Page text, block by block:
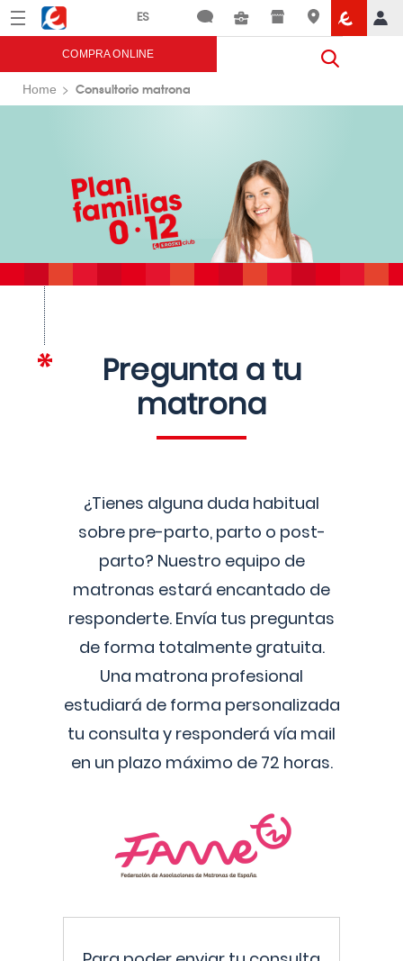
Menú Eroski
COMPRA ONLINE
Home Consultorio matrona
Pregunta a tu
matrona
¿Tienes alguna duda habitual
sobre pre-parto, parto o post-
parto? Nuestro equipo de
matronas estará encantado de
responderte. Envía tus preguntas
de forma totalmente gratuita.
Una matrona profesional
estudiará de forma personalizada
tu consulta y responderá vía mail
en un plazo máximo de 72 horas.